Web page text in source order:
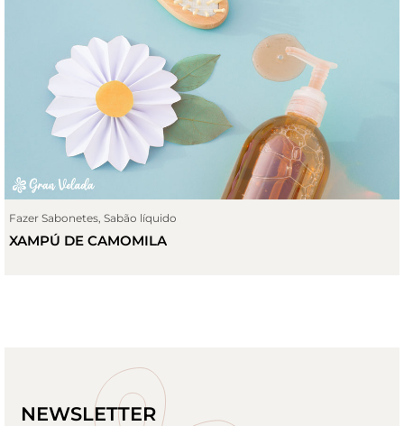
Fazer Sabonetes Sabão líquido
XAMPÚ DE CAMOMILA
NEWSLETTER